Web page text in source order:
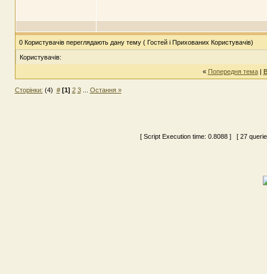
0 Користувачів переглядають дану тему ( Гостей і Прихованих Користувачів)
Користувачів:
« Попередня тема|
Сторінки: (4) # [1] 2 3... Остання »
[ Script Execution time: 0.8088 ] [ 27